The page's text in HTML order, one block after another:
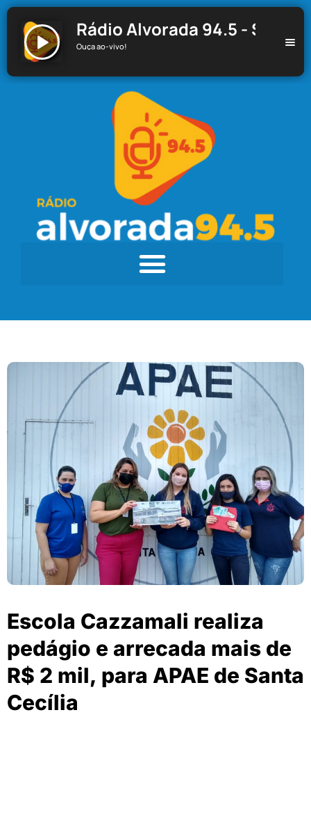
Rádio Alvorada 94.5 - Santa
Ouça ao-vivo!
Escola Cazzamali realiza
pedágio e arrecada mais de
R$ 2 mil, para APAE de Santa
Cecília